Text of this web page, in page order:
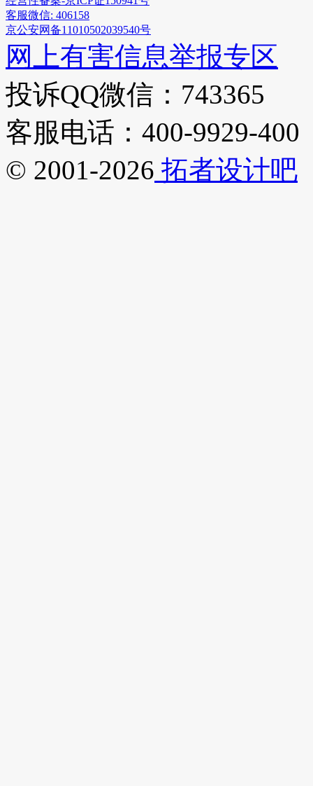
客服微信: 406158
京公安网备11010502039540号
网上有害信息举报专区
投诉QQ微信：743365
客服电话：400-9929-400
© 2001-2026 拓者设计吧